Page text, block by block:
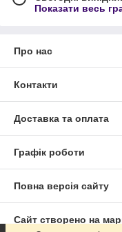
Показати весь
Про нас
Контакти
Доставка та оплата
Графік роботи
Повна версія сайту
Сайт створено на